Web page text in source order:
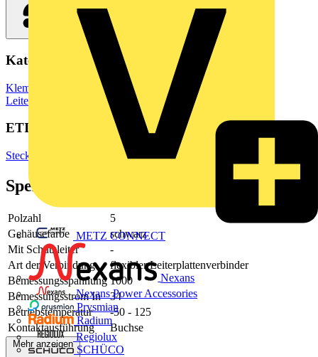
METZ CONNECT
Nexans
Nexans Power Accessories
Prysmian
Radium
Regiolux
SCHÜCO
Kategorien
Klemmen, Steckverbinder & Verbindungselemente
Leiterplattensteckverbinder
ETIM Group
Steckverbinder
Spezifikationen
Polzahl
5
Gehäusefarbe
schwarz
Mit Schutzleiter
-
Art der Verbindung
flexibler Leiterplattenverbinder
Bemessungsspannung 1000
Bemessungsstrom In
34
Betriebstemperatur
-50 - 125
Kontaktausführung
Buchse
Mehr anzeigen